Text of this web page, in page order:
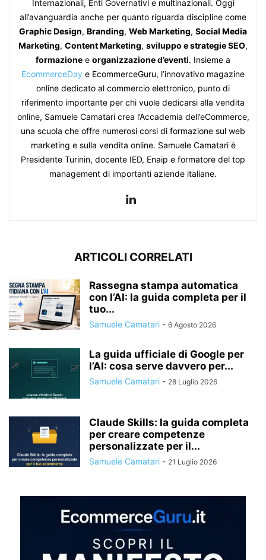
Internazionali, Enti Governativi e multinazionali. Oggi
all’avanguardia anche per quanto riguarda discipline come
Graphic Design, Branding, Web Marketing, Social Media
Marketing, Content Marketing, sviluppo e strategie SEO,
formazione e organizzazione d’eventi. Insieme a
EcommerceDay e EcommerceGuru, l’innovativo magazine
online dedicato al commercio elettronico, punto di
riferimento importante per chi vuole dedicarsi alla vendita
online, Samuele Camatari crea l’Accademia dell’eCommerce,
una scuola che offre numerosi corsi di formazione sul web
marketing e sulla vendita online. Samuele Camatari è
Presidente Turinin, docente IED, Enaip e formatore del top
management di importanti aziende italiane.
ARTICOLI CORRELATI
Rassegna stampa automatica
con l’AI: la guida completa per il
tuo...
Samuele Camatari - 6 Agosto 2026
La guida ufficiale di Google per
l’AI: cosa serve davvero per...
Samuele Camatari - 28 Luglio 2026
Claude Skills: la guida completa
per creare competenze
personalizzate per il...
Samuele Camatari - 21 Luglio 2026